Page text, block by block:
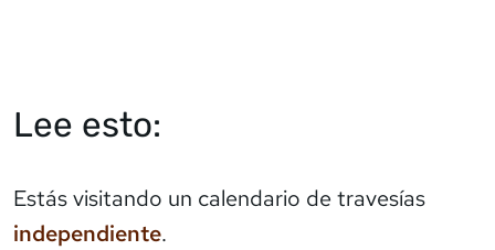
Lee esto:
Estás visitando un calendario de travesías
independiente.